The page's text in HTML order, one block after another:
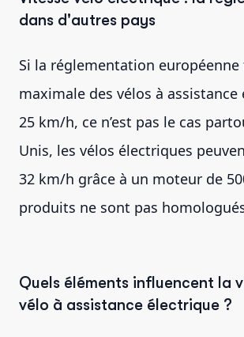
dans d'autres pays
Si la réglementation
maximale des vélos à assistance
25 km/h, ce n’est pas le cas
Unis, les vélos électriques
32 km/h grâce à un moteur de
produits ne sont pas
Quels éléments influencent la
vélo à assistance électrique ?